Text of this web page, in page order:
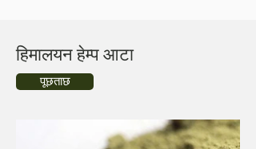
हिमालयन हेम्प आटा
पूछताछ